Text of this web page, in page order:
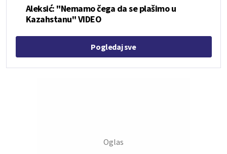
Aleksić: "Nemamo čega da se plašimo u
Kazahstanu" VIDEO
Pogledaj sve